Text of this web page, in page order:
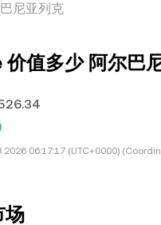
尼亚列克
值多少 阿尔巴
2026 06:17:17 (UTC+0000)
场